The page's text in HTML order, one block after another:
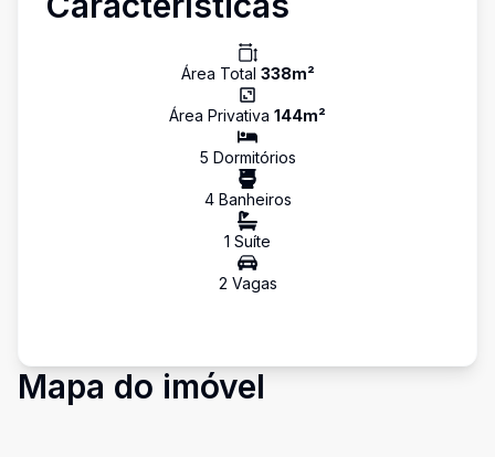
Área Total 338m²
Área Privativa 144m²
5 Dormitórios
4Banheiros
1 Suíte
2 Vagas
Mapa do imóvel